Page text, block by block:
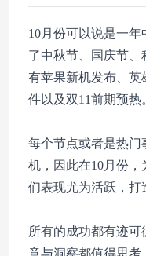
10月份可以说是一
了中秋节、国庆节
有苹果新机发布、英
件以及双11前期预热
每个节点或者是热门
机，因此在10月份
们表现尤为活跃，打
所有的成功都有迹可
意与洞察都值得思考